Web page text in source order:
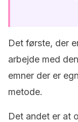
Det første, der
arbejde med
emner der er
metode.
Det andet er at